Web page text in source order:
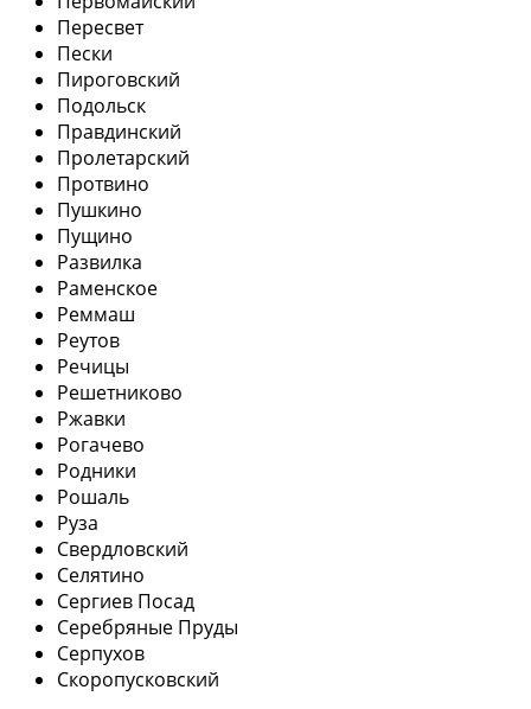
Пересвет
Пески
Пироговский
Подольск
Правдинский
Пролетарский
Протвино
Пушкино
Пущино
Развилка
Раменское
Реммаш
Реутов
Речицы
Решетниково
Ржавки
Рогачево
Родники
Рошаль
Руза
Свердловский
Селятино
Сергиев Посад
Серебряные Пруды
Серпухов
Скоропусковский